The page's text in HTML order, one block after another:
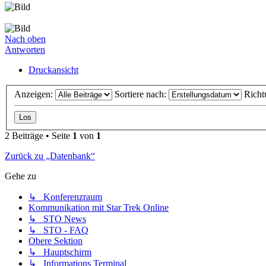
Nach oben
Antworten
Druckansicht
Anzeigen: Sortiere nach:
2 Beiträge • Seite 1 von 1
Zurück zu „Datenbank“
Gehe zu
↳ Konferenzraum
Kommunikation mit Star Trek Online
↳ STO News
↳ STO - FAQ
Obere Sektion
↳ Hauptschirm
↳ Informations Terminal